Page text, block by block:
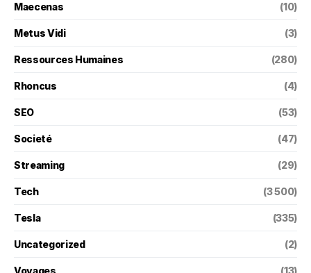
Maecenas (10)
Metus Vidi (3)
Ressources Humaines (280)
Rhoncus (4)
SEO (53)
Societé (47)
Streaming (29)
Tech (3 500)
Tesla (335)
Uncategorized (2)
Voyages (13)